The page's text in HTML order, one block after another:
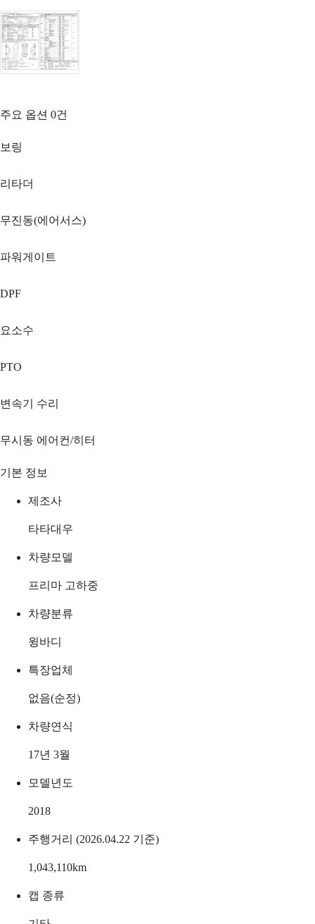
주요 옵션 0건
보링
리타더
무진동(에어서스)
파워게이트
DPF
요소수
PTO
변속기 수리
무시동 에어컨/히터
기본 정보
제조사
타타대우
차량모델
프리마 고하중
차량분류
윙바디
특장업체
없음(순정)
차량연식
17년 3월
모델년도
2018
주행거리 (2026.04.22 기준)
1,043,110km
캡 종류